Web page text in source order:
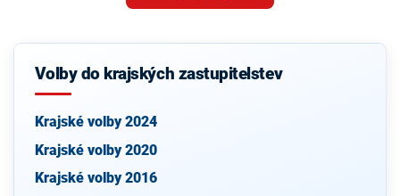
Volby do krajských zastupitelstev
Krajské volby 2024
Krajské volby 2020
Krajské volby 2016